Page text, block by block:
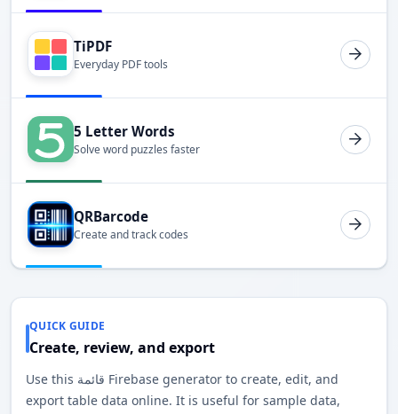
TiPDF
Everyday PDF tools
5 Letter Words
Solve word puzzles faster
QRBarcode
Create and track codes
QUICK GUIDE
Create, review, and export
Use this قائمة Firebase generator to create, edit, and
export table data online. It is useful for sample data,